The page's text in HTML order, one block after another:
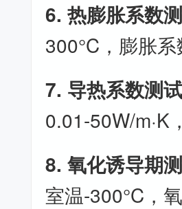
6. 热膨胀系数
300°C，膨胀系
7. 导热系数测
0.01-50W/m·K
8. 氧化诱导期
室温-300°C，